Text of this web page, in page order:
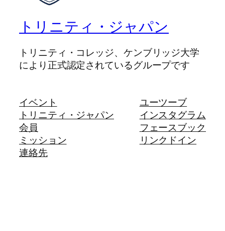
トリニティ・ジャパン
トリニティ・コレッジ、ケンブリッジ大学
により正式認定されているグループです
イベント
トリニティ・ジャパン
会員
ミッション
連絡先
ユーツーブ
インスタグラム
フェースブック
リンクドイン